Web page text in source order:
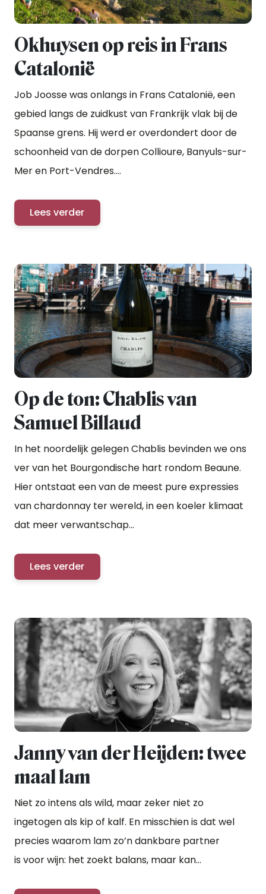
Okhuysen op reis in Frans
Catalonië
Job Joosse was onlangs in Frans Catalonië, een
gebied langs de zuidkust van Frankrijk vlak bij de
Spaanse grens. Hij werd er overdondert door de
schoonheid van de dorpen Collioure, Banyuls-sur-
Mer en Port-Vendres....
Lees verder
Op de ton: Chablis van
Samuel Billaud
In het noordelijk gelegen Chablis bevinden we ons
ver van het Bourgondische hart rondom Beaune.
Hier ontstaat een van de meest pure expressies
van chardonnay ter wereld, in een koeler klimaat
dat meer verwantschap...
Lees verder
Janny van der Heijden: twee
maal lam
Niet zo intens als wild, maar zeker niet zo
ingetogen als kip of kalf. En misschien is dat wel
precies waarom lam zo’n dankbare partner
is voor wijn: het zoekt balans, maar kan...